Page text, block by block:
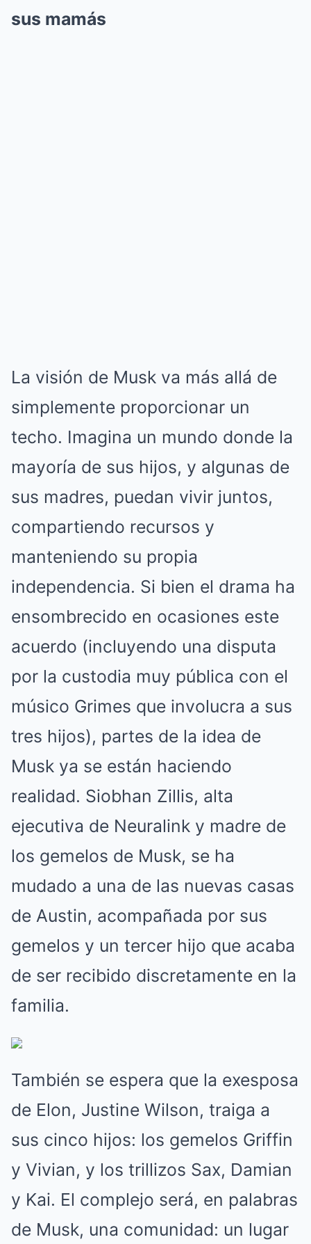
sus mamás
La visión de Musk va más allá de
simplemente proporcionar un
techo. Imagina un mundo donde la
mayoría de sus hijos, y algunas de
sus madres, puedan vivir juntos,
compartiendo recursos y
manteniendo su propia
independencia. Si bien el drama ha
ensombrecido en ocasiones este
acuerdo (incluyendo una disputa
por la custodia muy pública con el
músico Grimes que involucra a sus
tres hijos), partes de la idea de
Musk ya se están haciendo
realidad. Siobhan Zillis, alta
ejecutiva de Neuralink y madre de
los gemelos de Musk, se ha
mudado a una de las nuevas casas
de Austin, acompañada por sus
gemelos y un tercer hijo que acaba
de ser recibido discretamente en la
familia.
También se espera que la exesposa
de Elon, Justine Wilson, traiga a
sus cinco hijos: los gemelos Griffin
y Vivian, y los trillizos Sax, Damian
y Kai. El complejo será, en palabras
de Musk, una comunidad: un lugar